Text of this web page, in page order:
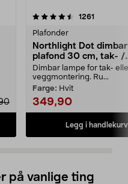
1261
Plafonder
Northlight Dot dimbar
plafond 30 cm, tak- /
vegglampe
Dimbar lampe for tak-
veggmontering. Ru...
Farge: Hvit
349,90
Legg i handlekurv
4.5 av 5 stjerner
på vanlige ting